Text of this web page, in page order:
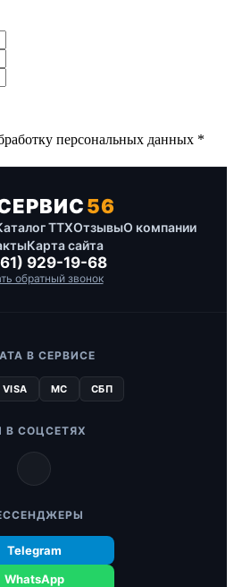
персональных данных *
56
ТТХОтзывыО компании
Карта сайта
929-19-68
обратный звонок
В СЕРВИСЕ
VISA MC СБП
В СОЦСЕТЯХ
Telegram
WhatsApp